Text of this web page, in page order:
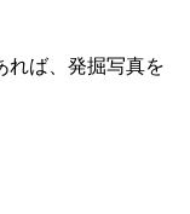
れば、発掘写真を